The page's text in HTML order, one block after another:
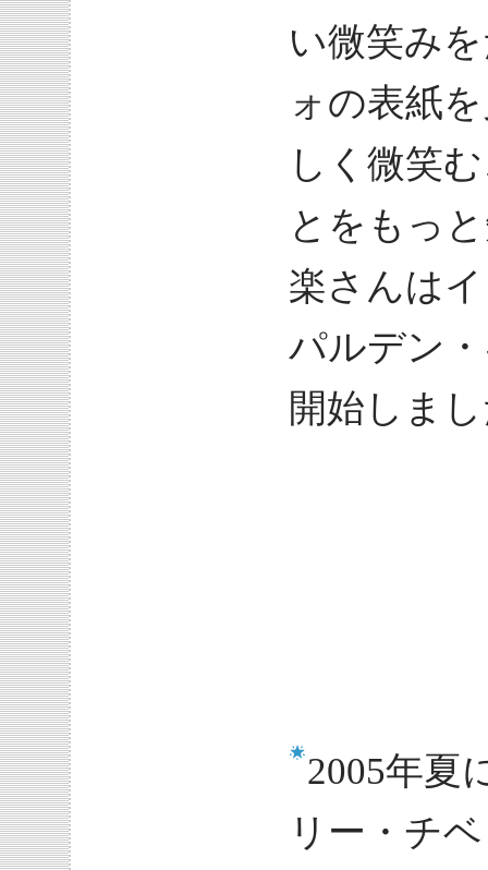
い微笑み
ォの表紙
しく微笑
とをもっ
楽さんは
パルデン
開始しま
2005年夏
リー・チ